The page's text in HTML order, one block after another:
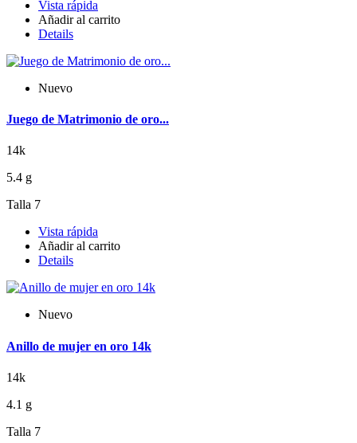
Vista rápida
Añadir al carrito
Details
Nuevo
Juego de Matrimonio de oro...
14k
5.4 g
Talla 7
Vista rápida
Añadir al carrito
Details
Nuevo
Anillo de mujer en oro 14k
14k
4.1 g
Talla 7